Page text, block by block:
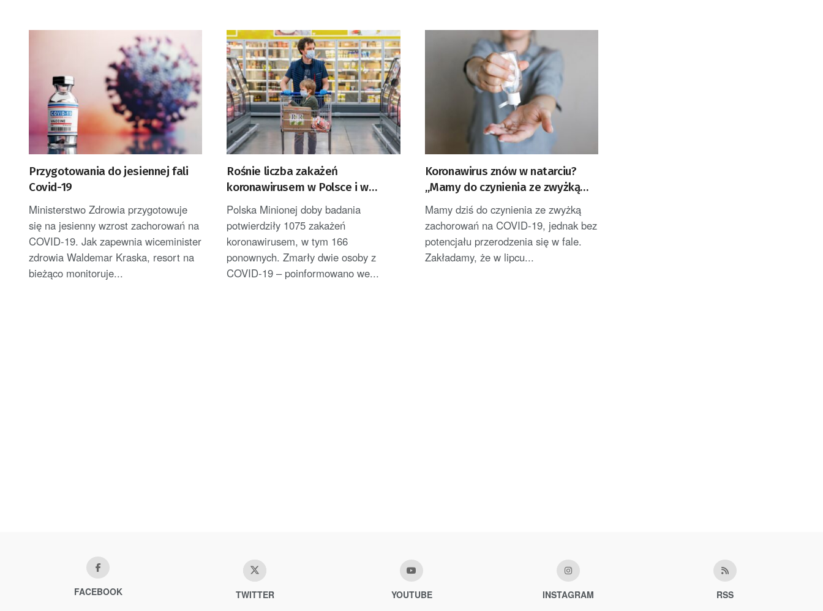
Przygotowania do jesiennej fali
Covid-19
Ministerstwo Zdrowia przygotowuje
się na jesienny wzrost zachorowań na
COVID-19. Jak zapewnia wiceminister
zdrowia Waldemar Kraska, resort na
bieżąco monitoruje...
Rośnie liczba zakażeń
koronawirusem w Polsce i w
Europie
Polska Minionej doby badania
potwierdziły 1075 zakażeń
koronawirusem, w tym 166
ponownych. Zmarły dwie osoby z
COVID-19 – poinformowano we...
Koronawirus znów w natarciu?
„Mamy do czynienia ze zwyżką
zachorowań” [WIDEO]
Mamy dziś do czynienia ze zwyżką
zachorowań na COVID-19, jednak bez
potencjału przerodzenia się w fale.
Zakładamy, że w lipcu...
FACEBOOK TWITTER YOUTUBE INSTAGRAM RSS